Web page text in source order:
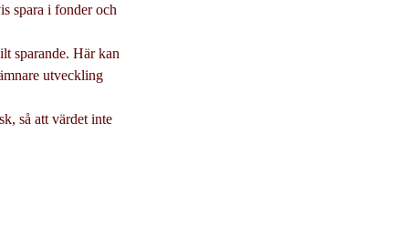
spara i fonder och
sparande. Här kan
utveckling
så att värdet inte